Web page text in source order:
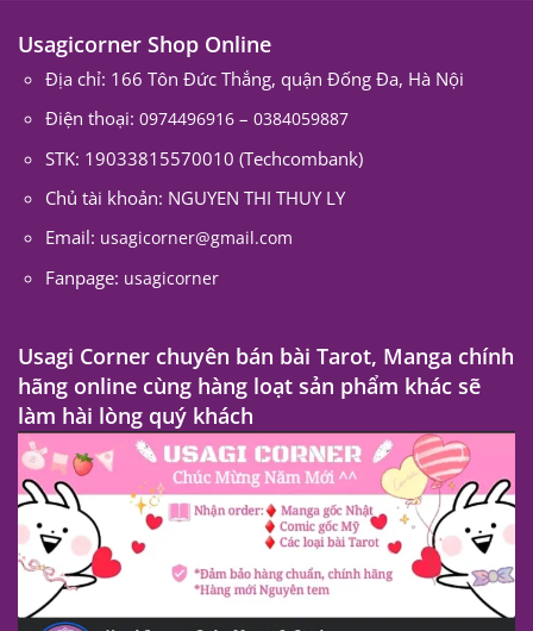
Usagicorner Shop Online
Địa chỉ: 166 Tôn Đức Thắng, quận Đống Đa, Hà Nội
Điện thoại: 0974496916 – 0384059887
STK: 19033815570010 (Techcombank)
Chủ tài khoản: NGUYEN THI THUY LY
Email: usagicorner@gmail.com
Fanpage: usagicorner
Usagi Corner chuyên bán bài Tarot, Manga chính
hãng online cùng hàng loạt sản phẩm khác sẽ
làm hài lòng quý khách